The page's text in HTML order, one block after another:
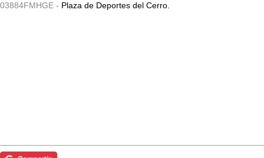
03884FMHGE - Plaza de Deportes del Cerro.